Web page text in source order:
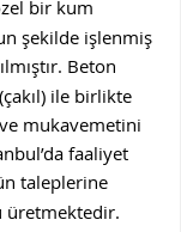
bir kum
şekilde işlenmiş
Beton
ile birlikte
ve mukavemetini
faaliyet
taleplerine
üretmektedir.